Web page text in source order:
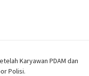
Karyawan PDAM dan
Polisi.